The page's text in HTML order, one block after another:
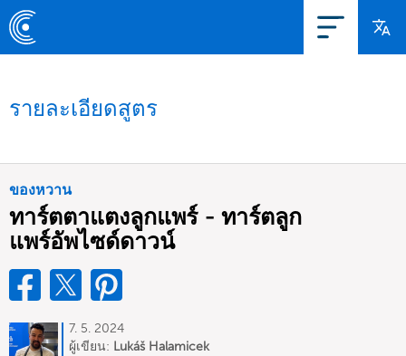
รายละเอียดสูตร
ของหวาน
ทาร์ตตาแตงลูกแพร์ - ทาร์ตลูก
แพร์อัพไซด์ดาวน์
7. 5. 2024
ผู้เขียน: Lukáš Halamicek